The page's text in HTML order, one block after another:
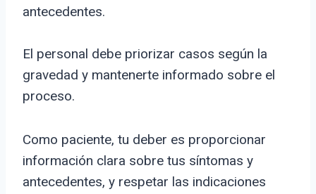
antecedentes.
El personal debe priorizar casos según la
gravedad y mantenerte informado sobre el
proceso.
Como paciente, tu deber es proporcionar
información clara sobre tus síntomas y
antecedentes, y respetar las indicaciones